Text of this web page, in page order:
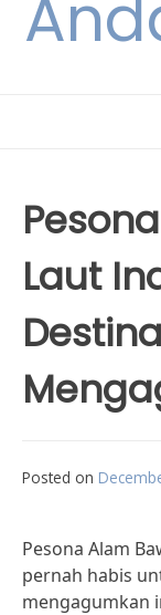
Laut
Posted on
Pesona Alam
pernah habis
mengagumkan